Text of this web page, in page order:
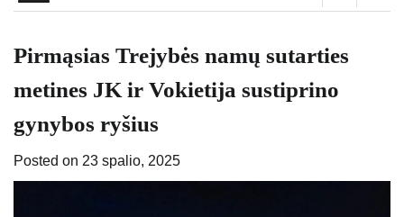
Pirmąsias Trejybės namų sutarties
metines JK ir Vokietija sustiprino
gynybos ryšius
Posted on 23 spalio, 2025